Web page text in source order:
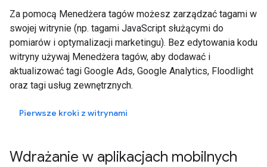
Za pomocą Menedżera tagów możesz zarządzać tagami w
swojej witrynie (np. tagami JavaScript służącymi do
pomiarów i optymalizacji marketingu). Bez edytowania kodu
witryny używaj Menedżera tagów, aby dodawać i
aktualizować tagi Google Ads, Google Analytics, Floodlight
oraz tagi usług zewnętrznych.
Pierwsze kroki z witrynami
Wdrażanie w aplikacjach mobilnych